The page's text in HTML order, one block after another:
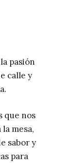
pasión
calle y
que nos
mesa,
sabor y
para